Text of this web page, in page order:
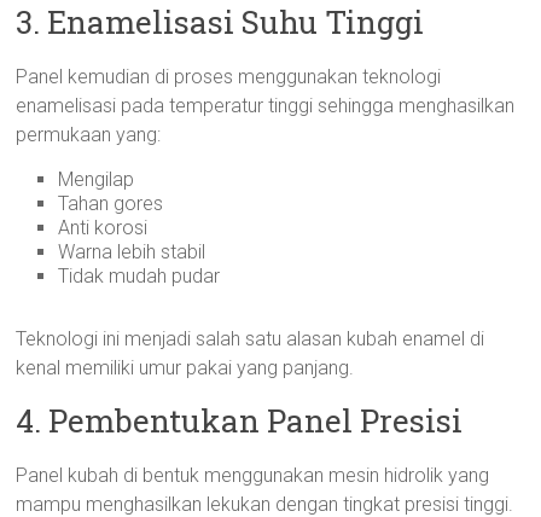
3. Enamelisasi Suhu Tinggi
Panel kemudian di proses menggunakan teknologi
enamelisasi pada temperatur tinggi sehingga menghasilkan
permukaan yang:
Mengilap
Tahan gores
Anti korosi
Warna lebih stabil
Tidak mudah pudar
Teknologi ini menjadi salah satu alasan kubah enamel di
kenal memiliki umur pakai yang panjang.
4. Pembentukan Panel Presisi
Panel kubah di bentuk menggunakan mesin hidrolik yang
mampu menghasilkan lekukan dengan tingkat presisi tinggi.